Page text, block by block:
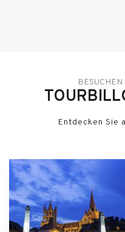
BESUCHEN
Entdecken Sie